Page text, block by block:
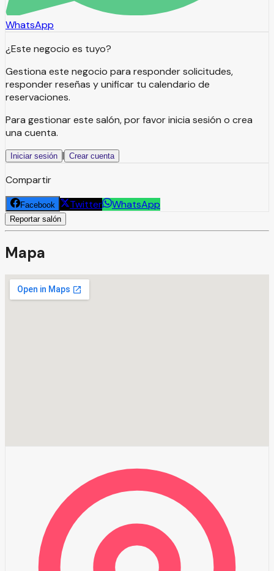
WhatsApp
¿Este negocio es tuyo?
Gestiona este negocio para responder solicitudes,
responder reseñas y unificar tu calendario de
reservaciones.
Para gestionar este salón, por favor inicia sesión o crea
una cuenta.
Iniciar sesión | Crear cuenta
Compartir
Facebook Twitter WhatsApp
Reportar salón
Mapa